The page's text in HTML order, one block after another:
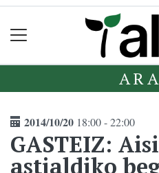
2014/10/20 18:00 - 22:00
GASTEIZ:
astialdiko